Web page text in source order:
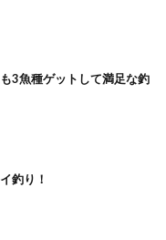
3魚種ゲットして満足な釣
釣り！